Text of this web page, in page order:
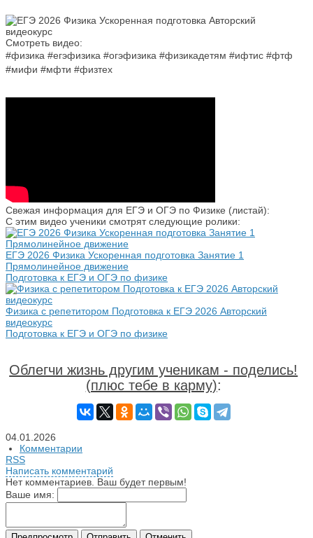
Смотреть видео:
#физика #егэфизика #огэфизика #физикадетям #ифтис #фтф
#мифи #мфти #физтех
Свежая информация для ЕГЭ и ОГЭ по Физике (листай):
С этим видео ученики смотрят следующие ролики:
ЕГЭ 2026 Физика Ускоренная подготовка Занятие 1
Прямолинейное движение
Подготовка к ЕГЭ и ОГЭ по физике
Физика с репетитором Подготовка к ЕГЭ 2026 Авторский
видеокурс
Подготовка к ЕГЭ и ОГЭ по физике
Облегчи жизнь другим ученикам - поделись!
(плюс тебе в карму):
04.01.2026
Комментарии
RSS
Написать комментарий
Нет комментариев. Ваш будет первым!
Ваше имя: